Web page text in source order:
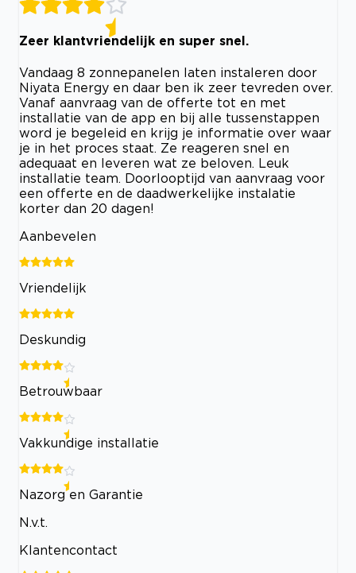
Zeer klantvriendelijk en super snel.
Vandaag 8 zonnepanelen laten instaleren door
Niyata Energy en daar ben ik zeer tevreden over.
Vanaf aanvraag van de offerte tot en met
installatie van de app en bij alle tussenstappen
word je begeleid en krijg je informatie over waar
je in het proces staat. Ze reageren snel en
adequaat en leveren wat ze beloven. Leuk
installatie team. Doorlooptijd van aanvraag voor
een offerte en de daadwerkelijke instalatie
korter dan 20 dagen!
Aanbevelen
Vriendelijk
Deskundig
Betrouwbaar
Vakkundige installatie
Nazorg en Garantie
N.v.t.
Klantencontact